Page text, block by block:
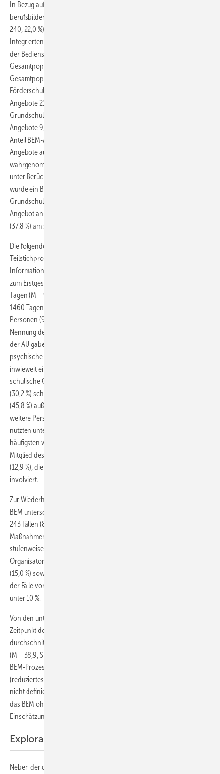
In Bezug auf die absoluten Zahlen wurde Bediensteten an
berufsbildenden Schulen (n=267, 24,5 %) und Realschulen Plus (n=
240, 22,0 %) am häufigsten ein BEM angeboten, am seltensten an
Integrierten Gesamtschulen (n= 55, 5,1 %). Im Verhältnis zur Anzahl
der Bediensteten an der jeweiligen Schulform in der
Gesamtpopulation weisen berufsbildende Schulen (Anteil
Gesamtpopulation: 12,5 %; Anteil BEM-Angebote 24,5 %) und
Förderschulen (Anteil Gesamtpopulation: 10,6 %; Anteil BEM-
Angebote 21,4 %) die meisten BEM-Fälle auf, wohingegen
Grundschulen (Anteil Gesamtpopulation: 27,0 %; Anteil BEM-
Angebote 9,5 %) und Gymnasien (Anteil Gesamtpopulation: 22,2 %;
Anteil BEM-Angebote 10,4 %) im Verhältnis die wenigsten BEM-
Angebote aussprechen. In
wahrgenommenen und nicht wahrgenommenen BEM-Angebote
unter Berücksichtigung der Schulform dargestellt. Am häufigsten
wurde ein BEM an Integrierten Gesamtschulen (65,5 %) und
Grundschulen (57,3 %) angenommen. Im Gegensatz dazu wurde das
Angebot an Gymnasien (45,1 %) und insbesondere Förderschulen
(37,8 %) am seltensten in Anspruch genommen.
Die folgenden weiteren Auswertungen beziehen sich auf die
Teilstichprobe der BEM-Fälle im IfL, da dort detailliertere
Informationen zum BEM-Prozess erhoben werden. Die AU-Dauer bis
zum Erstgespräch lag für 256 der 294 Fälle vor. Sie lag im Mittel bei 145
Tagen (M = 98, SD = 151). Das Minimum lag bei 30, das Maximum bei
1460 Tagen. Der zweithöchste Wert lag bei 760 Tagen. Bei 288
Personen (98 %) liegt ein Grund für die AU in den Daten vor. Bei der
Nennung der Gründe waren Mehrfachantworten möglich. Als Gründe
der AU gaben die Bediensteten etwas häufiger physische (66,0 %) als
psychische (51,7 %) Erkrankungen an. 212 Personen gaben noch an,
inwieweit ein Arbeitsplatzbezug bestand. In 51 Fällen (24,1 %) wurden
schulische Gründe als Ursache der AU angegeben, in 64 Fällen
(30,2 %) schulische und außerschulische Gründe und in 97 Fällen
(45,8 %) außerschulische Gründe. Auf Wunsch können Bedienstete
weitere Personen zum BEM-Prozess hinzuziehen. Diese Möglichkeit
nutzten unter den vom IfL betreuten Fällen 95 Personen (32,3 %). Am
häufigsten wurde die Schulleitung hinzugezogen (n=68, 23,1 %). Ein
Mitglied des Personalrats (Personalvertretung) war in 38 Fällen
(12,9 %), die Schwerbehindertenvertretung in 12 Fällen (4,1 %)
involviert.
Zur Wiederherstellung der Arbeitsfähigkeit werden im Rahmen eines
BEM unterschiedliche Maßnahmen empfohlen und durchgeführt. In
243 Fällen (82,7 %) wurden eine oder mehrere
Maßnahmenempfehlungen ausgesprochen. Am häufigsten wurde die
stufenweise Wiedereingliederung (55,8 %) empfohlen.
Organisatorische Maßnahmen (20,1 %), Verweise auf Fachexperten
(15,0 %) sowie runde Tische (10,5 %) wurden ebenfalls in mehr als 10 %
der Fälle vorgeschlagen. Alle weiteren Maßnahmenvorschläge lagen
unter 10 %.
Von den unter Federführung des IfL betreuten Fällen wurden bis zum
Zeitpunkt der Auswertung 191 Fälle abgeschlossen (
durchschnittliche Dauer eines BEM-Prozesses lag bei 46,4 Wochen
(M = 38,9, SD = 35,4). 68,6 % der Bediensteten waren am Ende des
BEM-Prozesses voll dienstfähig, 5,2 % eingeschränkt dienstfähig
(reduziertes Deputat) und 8,9 % dienstunfähig. In 12,6 % der Fälle lagen
nicht definierte sonstige Ergebnisse für das BEM vor. Bei 4,7 % wurde
das BEM ohne Abschlussgespräch beendet, sodass keine
Einschätzung der möglichen Dienstfähigkeit getroffen werden konnte.
Explorative Analyse
Neben der deskriptiven Beschreibung der soziodemografischen